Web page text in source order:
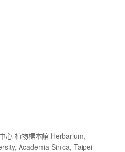
心 植物標本館 Herbarium,
Academia Sinica, Taipei